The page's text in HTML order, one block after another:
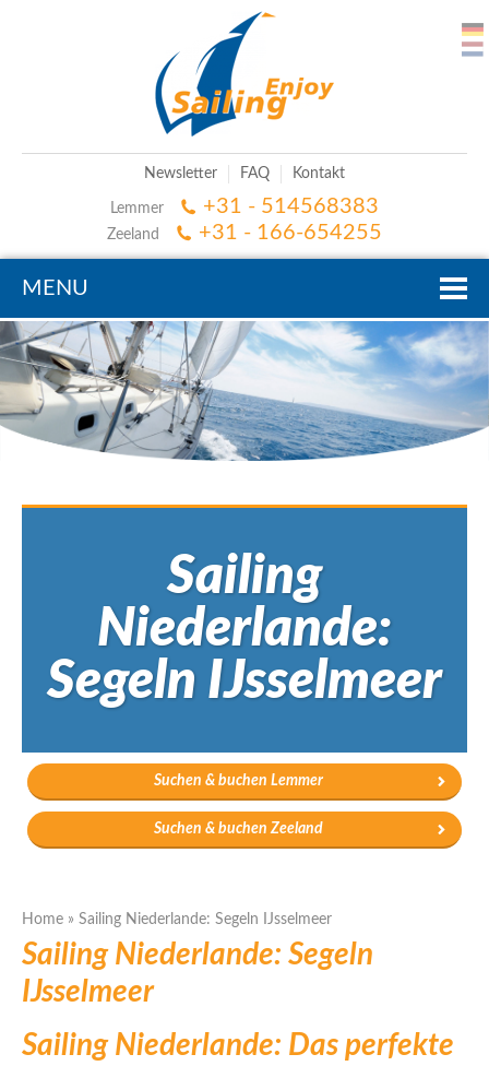
Newsletter FAQ Kontakt
Lemmer +31 - 514568383
Zeeland +31 - 166-654255
MENU
Sailing
Niederlande:
Segeln IJsselmeer
Suchen & buchen Lemmer
Suchen & buchen Zeeland
Home » Sailing Niederlande: Segeln IJsselmeer
Sailing Niederlande: Segeln
IJsselmeer
Sailing Niederlande: Das perfekte